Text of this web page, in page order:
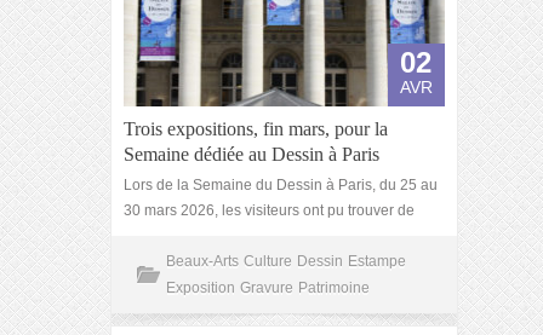
02
AVR
Trois expositions, fin mars, pour la
Semaine dédiée au Dessin à Paris
Lors de la Semaine du Dessin à Paris, du 25 au
30 mars 2026, les visiteurs ont pu trouver de
Beaux-Arts Culture Dessin Estampe
Exposition Gravure Patrimoine